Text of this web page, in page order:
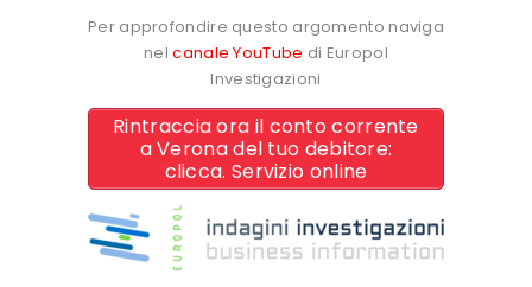
Per approfondire questo argomento naviga
nelcanale YouTube di Europol
Investigazioni
Rintraccia ora il conto corrente
a Verona del tuo debitore:
clicca. Servizio online